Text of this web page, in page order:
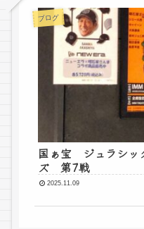
ブログ
国ぁ宝 ジュラシッ
ズ 第7戦
2025.11.09